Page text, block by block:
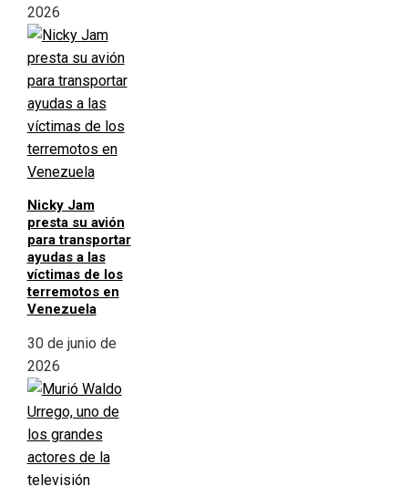
2026
Nicky Jam
presta su avión
para transportar
ayudas a las
víctimas de los
terremotos en
Venezuela
30 de junio de
2026